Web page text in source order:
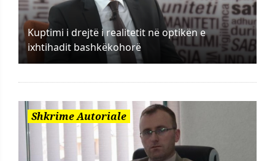
Kuptimi i drejtë i realitetit në optikën e
ixhtihadit bashkëkohorë
Shkrime Autoriale